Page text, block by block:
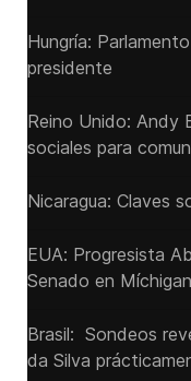
Hungría:
presidente
Reino Unido: Andy
sociales para
Nicaragua: Claves
EUA: Progresista
Senado ‌en Míchigan
Brasil: Sondeos
da Silva